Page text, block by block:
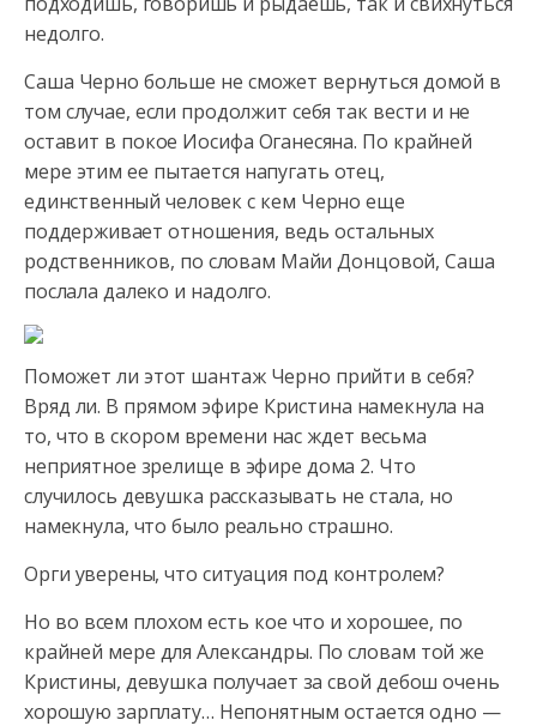
недолго.
Саша Черно больше не сможет вернуться домой в
том случае, если продолжит себя так вести и не
оставит в покое Иосифа Оганесяна. По крайней
мере этим ее пытается напугать отец,
единственный человек с кем Черно еще
поддерживает отношения, ведь остальных
родственников, по словам Майи Донцовой, Саша
послала далеко и надолго.
Поможет ли этот шантаж Черно прийти в себя?
Вряд ли. В прямом эфире Кристина намекнула на
то, что в скором времени нас ждет весьма
неприятное зрелище в эфире дома 2. Что
случилось девушка рассказывать не стала, но
намекнула, что было реально страшно.
Орги уверены, что ситуация под контролем?
Но во всем плохом есть кое что и хорошее, по
крайней мере для Александры. По словам той же
Кристины, девушка получает за свой дебош очень
хорошую зарплату… Непонятным остается одно —